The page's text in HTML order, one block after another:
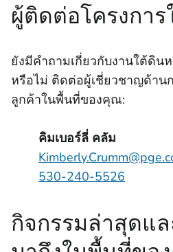
ผู้ติดต่อโครงกา
ยังมีคําถามเกี่ยวกับงานใต้ดิน
หรือไม่ ติดต่อผู้เชี่ยวชาญด้าน
ลูกค้าในพื้นที่ของคุณ:
คิมเบอร์ลี่ คลัม
530-240-5526
กิจกรรมล่าสุดแ